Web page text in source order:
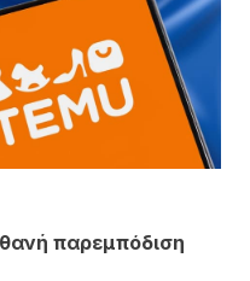
παρεμπόδιση